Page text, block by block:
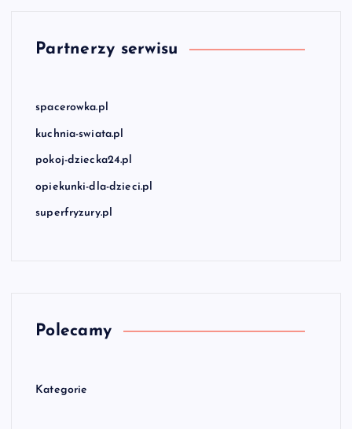
Partnerzy serwisu
spacerowka.pl
kuchnia-swiata.pl
pokoj-dziecka24.pl
opiekunki-dla-dzieci.pl
superfryzury.pl
Polecamy
Kategorie